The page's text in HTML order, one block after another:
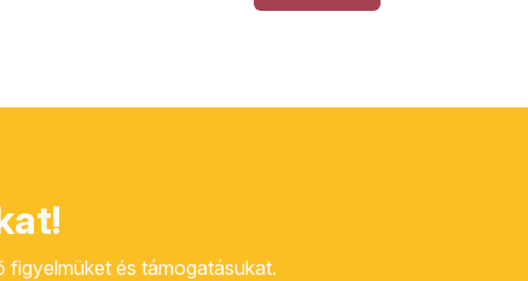
figyelmüket és támogatásukat.